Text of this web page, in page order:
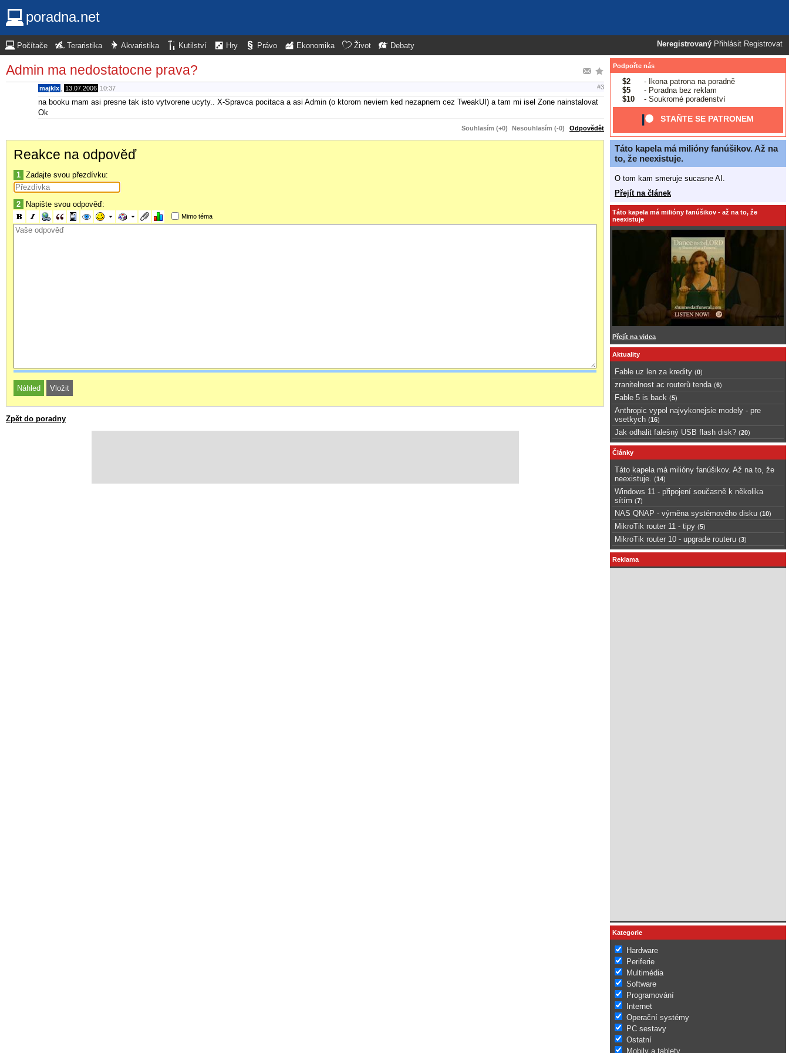
poradna.net
Neregistrovaný Přihlásit Registrovat
Počítače Teraristika Akvaristika Kutilství Hry Právo Ekonomika Život Debaty
Admin ma nedostatocne prava?
majklx 13.07.2006 10:37 #3
na booku mam asi presne tak isto vytvorene ucyty.. X-Spravca pocitaca a asi Admin (o ktorom neviem ked nezapnem cez TweakUI) a tam mi isel Zone nainstalovat
Ok
Souhlasím (+0) Nesouhlasím (-0) Odpovědět
Reakce na odpověď
1 Zadajte svou přezdívku:
2 Napište svou odpověď:
Mimo téma
Zpět do poradny
Podpořte nás
$2
- Ikona patrona na poradně
$5
- Poradna bez reklam
$10
- Soukromé poradenství
STAŇTE SE PATRONEM
Táto kapela má milióny fanúšikov. Až na
to, že neexistuje.
O tom kam smeruje sucasne AI.
Přejít na článek
Táto kapela má milióny fanúšikov - až na to, že
neexistuje
Přejít na videa
Aktuality
Fable uz len za kredity (0)
zranitelnost ac routerů tenda (6)
Fable 5 is back (5)
Anthropic vypol najvykonejsie modely - pre
vsetkych (16)
Jak odhalit falešný USB flash disk? (20)
Články
Táto kapela má milióny fanúšikov. Až na to, že
neexistuje.
(14)
Windows 11 - připojení současně k několika
sítím (7)
NAS QNAP - výměna systémového disku (10)
MikroTik router 11 - tipy (5)
MikroTik router 10 - upgrade routeru (3)
Reklama
Kategorie
Hardware
Periferie
Multimédia
Software
Programování
Internet
Operační systémy
PC sestavy
Ostatní
Mobily a tablety